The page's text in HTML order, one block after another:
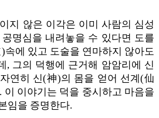
지 않은 이각은 이미 사람의 심성
명심을 내려놓을 수 있다면 도를
속에 있고 도술을 연마하지 않아도
, 그의 덕행에 근거해 암암리에 신
연히 신(神)의 몸을 얻어 선계(仙
이야기는 덕을 중시하고 마음을
임을 증명한다.